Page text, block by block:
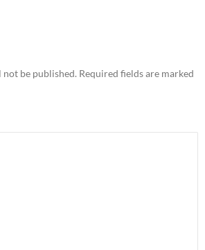
be published. Required fields are marked